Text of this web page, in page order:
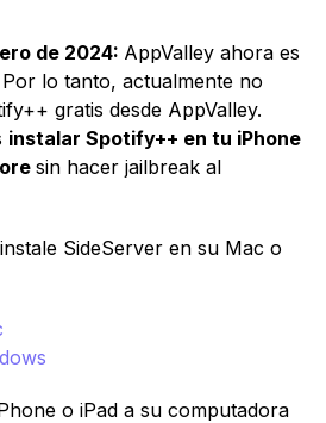
de 2024: AppValley ahora es
lo tanto, actualmente no
gratis desde AppValley.
instalar Spotify++ en tu iPhone
sin hacer jailbreak al
SideServer en su Mac o
o iPad a su computadora